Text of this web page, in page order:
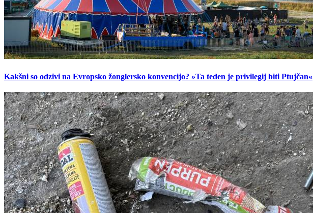
Kakšni so odzivi na Evropsko žonglersko konvencijo? »Ta teden je privilegij biti Ptujčan«